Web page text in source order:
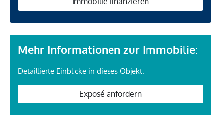
Mehr Informationen zur Immobilie:
Detaillierte Einblicke in dieses Objekt.
Exposé anfordern